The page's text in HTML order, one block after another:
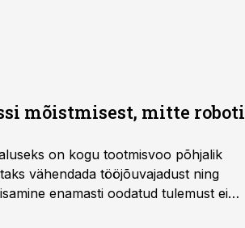
mõistmisest, mitte roboti
on kogu tootmisvoo põhjalik
vähendada tööjõuvajadust ning
enamasti oodatud tulemust ei